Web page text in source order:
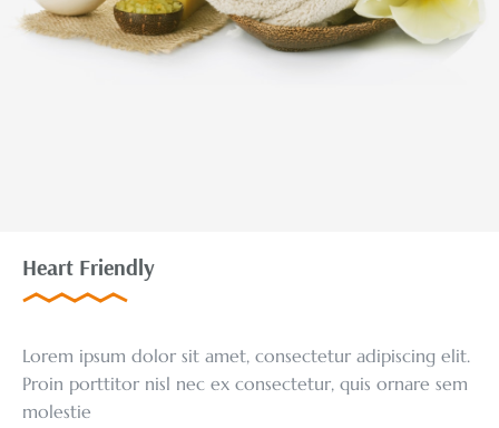
Heart Friendly
Lorem ipsum dolor sit amet, consectetur adipiscing elit.
Proin porttitor nisl nec ex consectetur, quis ornare sem
molestie